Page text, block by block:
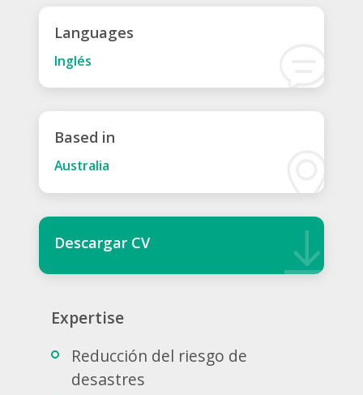
Languages
Inglés
Based in
Australia
Descargar CV
Expertise
Reducción del riesgo de
desastres